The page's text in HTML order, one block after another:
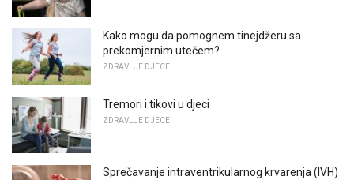
Kako mogu da pomognem tinejdžeru sa
prekomjernim utečem?
ZDRAVLJE DJECE
Tremori i tikovi u djeci
ZDRAVLJE DJECE
Sprečavanje intraventrikularnog krvarenja (IVH)